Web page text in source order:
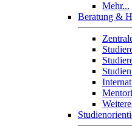
Mehr...
Beratung &